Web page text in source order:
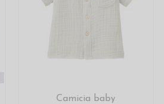
Camicia baby